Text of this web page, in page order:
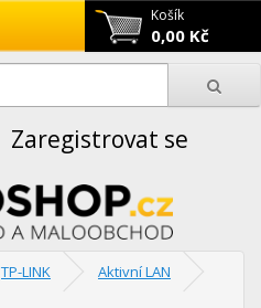
Košík
0,00 Kč
Zaregistrovat se
TP-LINK
Aktivní LAN